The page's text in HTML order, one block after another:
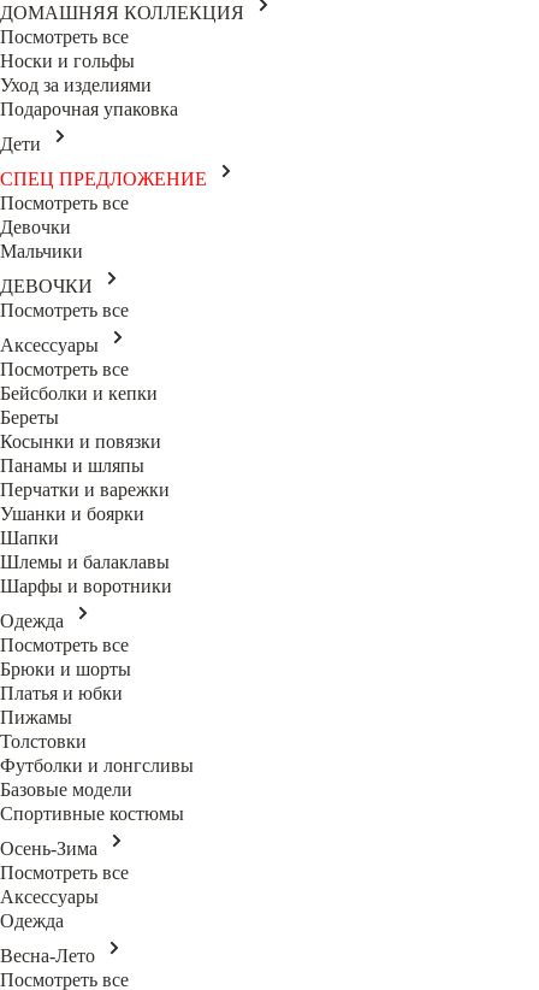
ДОМАШНЯЯ КОЛЛЕКЦИЯ
Посмотреть все
Носки и гольфы
Уход за изделиями
Подарочная упаковка
Дети
СПЕЦ ПРЕДЛОЖЕНИЕ
Посмотреть все
Девочки
Мальчики
ДЕВОЧКИ
Посмотреть все
Аксессуары
Посмотреть все
Бейсболки и кепки
Береты
Косынки и повязки
Панамы и шляпы
Перчатки и варежки
Ушанки и боярки
Шапки
Шлемы и балаклавы
Шарфы и воротники
Одежда
Посмотреть все
Брюки и шорты
Платья и юбки
Пижамы
Толстовки
Футболки и лонгсливы
Базовые модели
Спортивные костюмы
Осень-Зима
Посмотреть все
Аксессуары
Одежда
Весна-Лето
Посмотреть все